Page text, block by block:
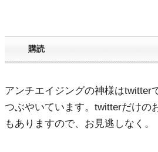
購読
アンチエイジングの神様はtwitter
つぶやいています。twitterだけの
もありますので、お見逃しなく。